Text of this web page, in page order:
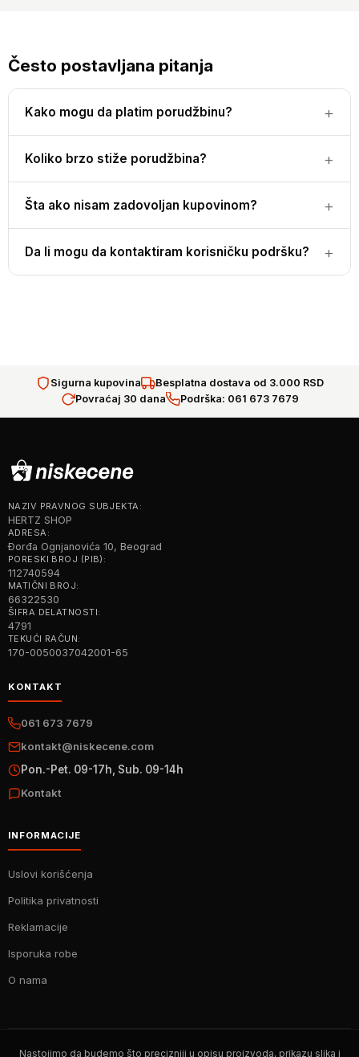
Često postavljana pitanja
Kako mogu da platim porudžbinu?
Koliko brzo stiže porudžbina?
Šta ako nisam zadovoljan kupovinom?
Da li mogu da kontaktiram korisničku podršku?
Sigurna kupovina
Besplatna dostava od 3.000 RSD
Povraćaj 30 dana
Podrška: 061 673 7679
NAZIV PRAVNOG SUBJEKTA:
HERTZ SHOP
ADRESA:
Đorđa Ognjanovića 10, Beograd
PORESKI BROJ (PIB):
112740594
MATIČNI BROJ:
66322530
ŠIFRA DELATNOSTI:
4791
TEKUĆI RAČUN:
170-0050037042001-65
KONTAKT
061 673 7679
kontakt@niskecene.com
Pon.-Pet. 09-17h, Sub. 09-14h
Kontakt
INFORMACIJE
Uslovi korišćenja
Politika privatnosti
Reklamacije
Isporuka robe
O nama
Nastojimo da budemo što precizniji u opisu proizvoda, prikazu slika i